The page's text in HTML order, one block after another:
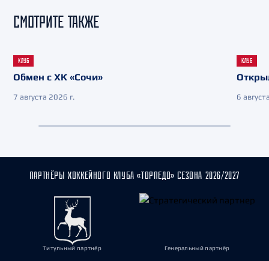
СМОТРИТЕ ТАКЖЕ
КЛУБ
Обмен с ХК «Сочи»
7 августа 2026 г.
КЛУБ
6
ПАРТНЁРЫ ХОККЕЙНОГО КЛУБА «ТОРПЕДО» СЕЗОНА 2026/2027
Титульный партнёр Генеральный партнёр